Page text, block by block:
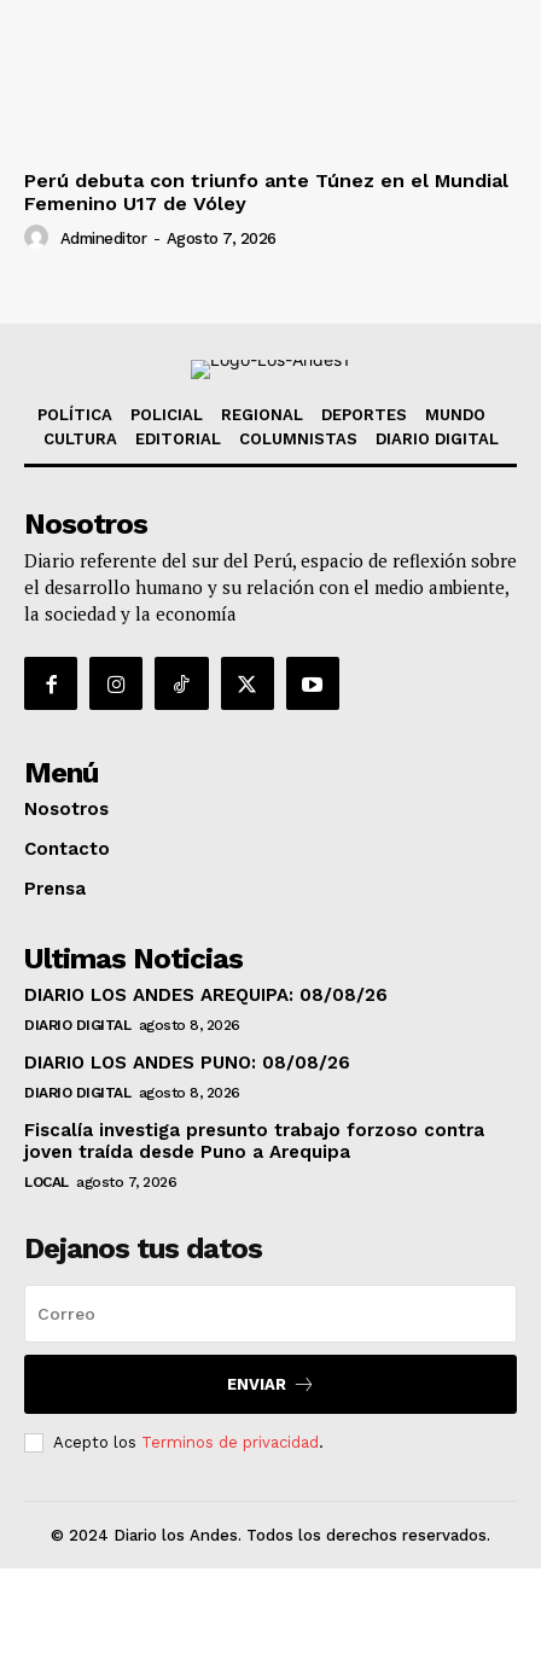
Perú debuta con triunfo ante Túnez en el Mundial
Femenino U17 de Vóley
Admineditor - Agosto 7, 2026
POLÍTICA POLICIAL REGIONAL DEPORTES
MUNDO
CULTURA
EDITORIAL COLUMNISTAS DIARIO DIGITAL
Nosotros
Diario referente del sur del Perú, espacio de reflexión sobre
el desarrollo humano y su relación con el medio ambiente,
la sociedad y la economía
Menú
Nosotros
Contacto
Prensa
Ultimas Noticias
DIARIO LOS ANDES AREQUIPA: 08/08/26
DIARIO DIGITAL agosto 8, 2026
DIARIO LOS ANDES PUNO: 08/08/26
DIARIO DIGITAL agosto 8, 2026
Fiscalía investiga presunto trabajo forzoso contra
joven traída desde Puno a Arequipa
LOCAL agosto 7, 2026
Dejanos tus datos
ENVIAR
Acepto los Terminos de privacidad .
© 2024 Diario los Andes. Todos los derechos reservados.